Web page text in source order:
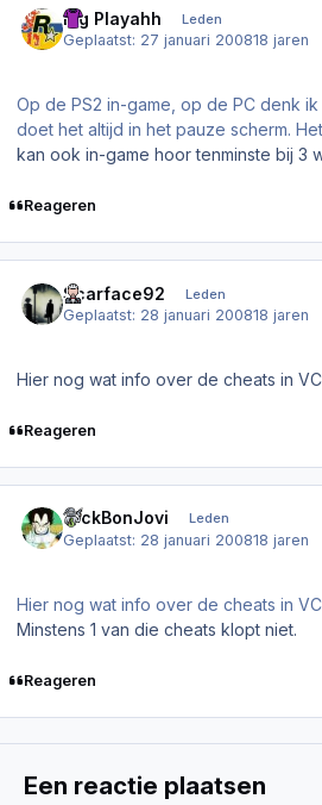
Big Playahh Leden
Geplaatst: 27 januari 200818 jaren
Op de PS2 in-game, op de PC denk
doet het altijd in het pauze scherm.
kan ook in-game hoor tenminste bij 3
Reageren
Scarface92 Leden
Geplaatst: 28 januari 200818 jaren
Hier nog wat info over de cheats in
Reageren
NickBonJovi Leden
Geplaatst: 28 januari 200818 jaren
Hier nog wat info over de cheats in
Minstens 1 van die cheats klopt niet.
Reageren
Een reactie plaatsen